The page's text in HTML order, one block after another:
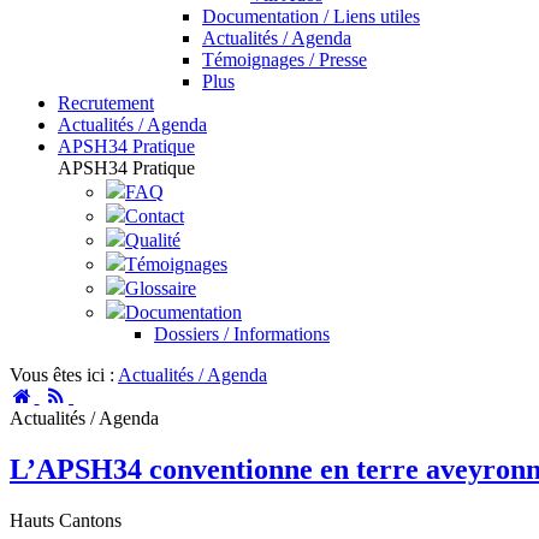
Documentation / Liens utiles
Actualités / Agenda
Témoignages / Presse
Plus
Recrutement
Actualités / Agenda
APSH34 Pratique
APSH34 Pratique
FAQ
Contact
Qualité
Témoignages
Glossaire
Documentation
Dossiers / Informations
Vous êtes ici : Actualités / Agenda
Accueil
Actualités / Agenda
L’APSH34 conventionne en terre
Hauts Cantons